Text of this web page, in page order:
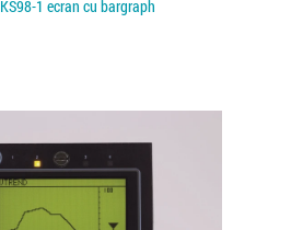
KS98-1 ecran cu bargraph